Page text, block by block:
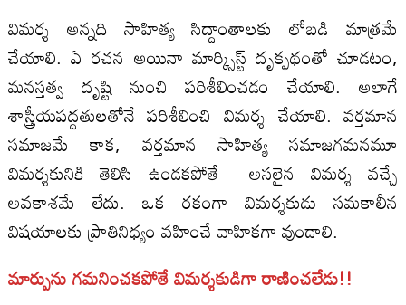
విమర్శ అన్నది సాహిత్య సిద్దాంతాలకు లోబడి మాత్రమే
చేయాలి. ఏ రచన అయినా మార్క్సిస్ట్‌ దృక్ఫథంతో చూడటం,
మనస్తత్వ దృష్టి నుంచి పరిశీలించడం చేయాలి. అలాగే
శాస్త్రీయపద్దతులతోనే పరిశీలించి విమర్శ చేయాలి. వర్తమాన
సమాజమే కాక, వర్తమాన సాహిత్య సమాజగమనమూ
విమర్శకునికి తెలిసి ఉండకపోతే అసలైన విమర్శ వచ్చే
అవకాశమే లేదు. ఒక రకంగా విమర్శకుడు సమకాలీన
విషయాలకు ప్రాతినిధ్యం వహించే వాహికగా వుండాలి.
మార్పును గమనించకపోతే విమర్శకుడిగా రాణించలేడు!!